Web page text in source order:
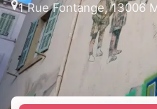
1 Rue Fontange, 13006